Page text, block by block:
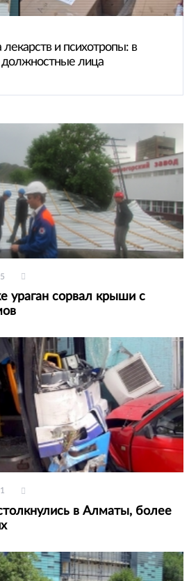
лекарств и психотропы: в
лица
ураган сорвал крыши с
в Алматы, более